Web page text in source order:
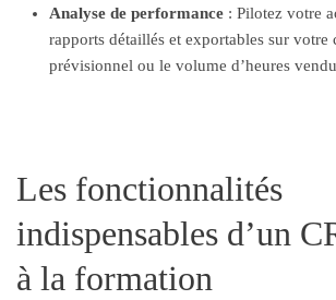
Analyse de performance : Pilotez votre
rapports détaillés et exportables sur votre
prévisionnel ou le volume d’heures
Les fonctionnalités
indispensables d’un
à la formation